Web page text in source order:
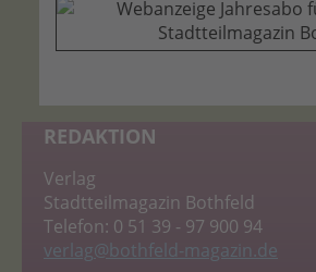
REDAKTION
Verlag
Stadtteilmagazin Bothfeld
Telefon: 0 51 39 - 97 900 94
verlag@bothfeld-magazin.de